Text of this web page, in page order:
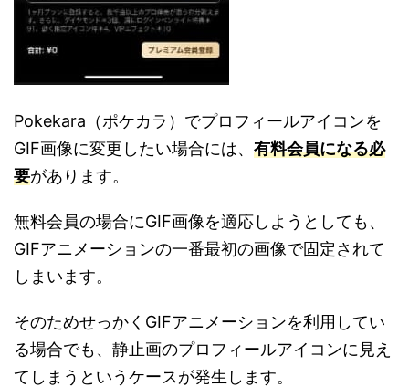
Pokekara（ポケカラ）でプロフィールアイコンを
GIF画像に変更したい場合には、 有料会員になる必
要があります。
無料会員の場合にGIF画像を適応しようとしても、
GIFアニメーションの一番最初の画像で固定されて
しまいます。
そのためせっかくGIFアニメーションを利用してい
る場合でも、静止画のプロフィールアイコンに見え
てしまうというケースが発生します。